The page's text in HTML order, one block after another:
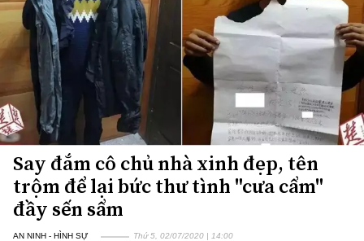
Say đắm cô chủ nhà xinh đẹp, tên
trộm để lại bức thư tình "cưa cẩm"
đầy sến sẩm
AN NINH - HÌNH SỰ Thứ 5, 02/07/2020 | 14:00